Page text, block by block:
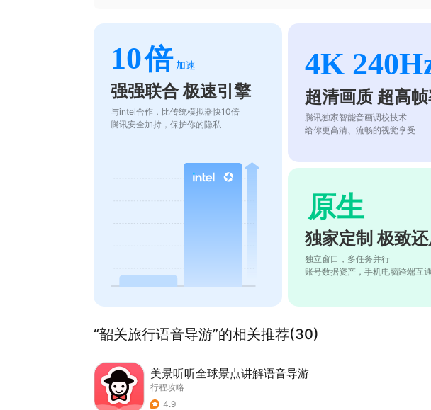
10倍 加速
强强联合 极速引擎
与intel合作，比传统模拟器快10倍
腾讯安全加持，保护你的隐私
4K
超清画质 超高
腾讯独家智能音画调校技术
给你更高清、流畅的视觉享受
原生
独家定制 极致
独立窗口，多任务并行
账号数据资产，手机电脑跨端互通
“韶关旅行语音导游”的相关推荐(30)
美景听听全球景点讲解语音导游
行程攻略
4.9